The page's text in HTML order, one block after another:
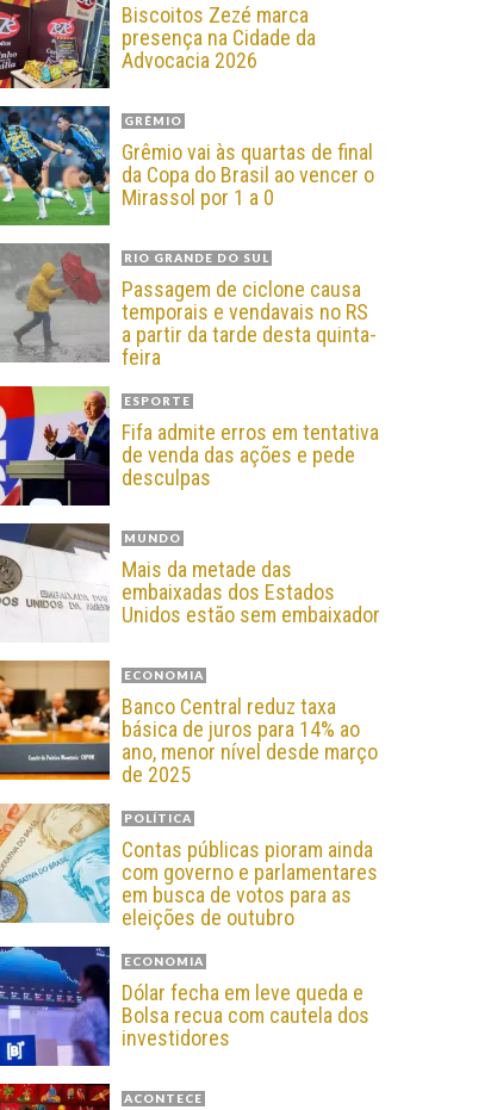
Biscoitos Zezé marca
presença na Cidade da
Advocacia 2026
GRÊMIO
Grêmio vai às quartas de final
da Copa do Brasil ao vencer o
Mirassol por 1 a 0
RIO GRANDE DO SUL
Passagem de ciclone causa
temporais e vendavais no RS
a partir da tarde desta quinta-
feira
ESPORTE
Fifa admite erros em tentativa
de venda das ações e pede
desculpas
MUNDO
Mais da metade das
embaixadas dos Estados
Unidos estão sem embaixador
ECONOMIA
Banco Central reduz taxa
básica de juros para 14% ao
ano, menor nível desde março
de 2025
POLÍTICA
Contas públicas pioram ainda
com governo e parlamentares
em busca de votos para as
eleições de outubro
ECONOMIA
Dólar fecha em leve queda e
Bolsa recua com cautela dos
investidores
ACONTECE